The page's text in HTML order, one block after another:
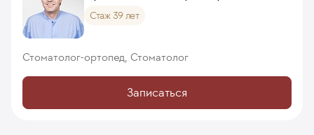
Стаж 39 лет
Стоматолог-ортопед, Стоматолог
Записаться